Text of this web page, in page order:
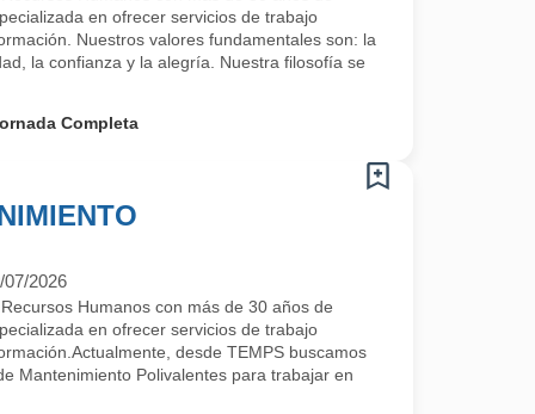
en ofrecer servicios de trabajo
Nuestros valores fundamentales son: la
la confianza y la alegría. Nuestra filosofía se
Completa
07/2026
Humanos con más de 30 años de
en ofrecer servicios de trabajo
desde TEMPS buscamos
Mantenimiento Polivalentes para trabajar en